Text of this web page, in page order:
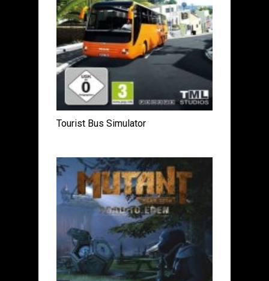
Tourist Bus Simulator